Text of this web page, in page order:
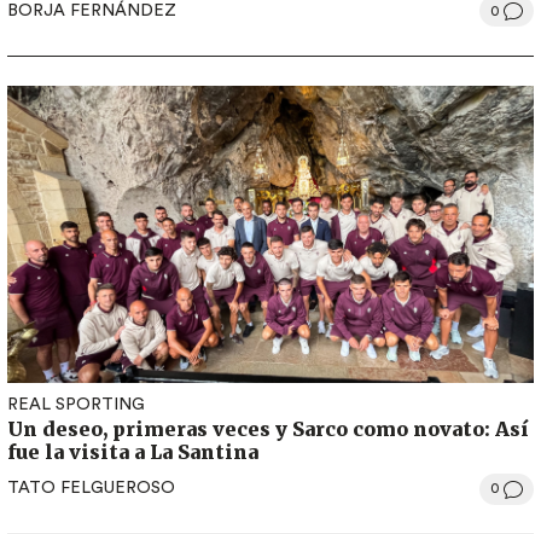
BORJA FERNÁNDEZ 0
REAL SPORTING
Un deseo, primeras veces y Sarco como novato: Así
fue la visita a La Santina
TATO FELGUEROSO 0